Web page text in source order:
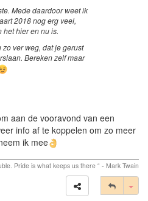
Mede daardoor weet ik
2018 nog erg veel,
het hier en nu is.
ver weg, dat je gerust
Bereken zelf maar
aan de vooravond van een
info af te koppelen om zo meer
ik mee
Pride is what keeps us there “ - Mark Twain